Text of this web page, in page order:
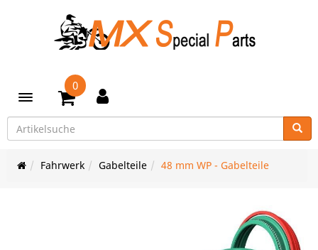
Toggle navigation
0
Fahrwerk Gabelteile 48 mm WP - Gabelteile